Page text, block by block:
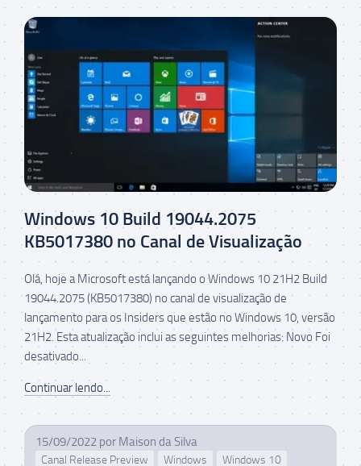
Windows 10 Build 19044.2075
KB5017380 no Canal de Visualização
Olá, hoje a Microsoft está lançando o Windows 10 21H2 Build
19044.2075 (KB5017380) no canal de visualização de
lançamento para os Insiders que estão no Windows 10, versão
21H2. Esta atualização inclui as seguintes melhorias: Novo Foi
desativado...
Continuar lendo...
15/09/2022 por Maison da Silva
Canal Release Preview Windows Windows 10